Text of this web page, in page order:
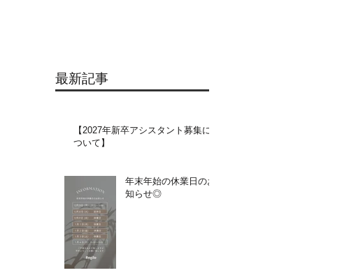
最新記事
【2027年新卒アシスタント募集に
ついて】​​
年末年始の休業日のお
知らせ◎